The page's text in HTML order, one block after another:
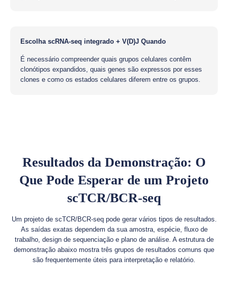
Escolha scRNA-seq integrado + V(D)J Quando
É necessário compreender quais grupos celulares contêm
clonótipos expandidos, quais genes são expressos por esses
clones e como os estados celulares diferem entre os grupos.
Resultados da Demonstração: O
Que Pode Esperar de um Projeto
scTCR/BCR-seq
Um projeto de scTCR/BCR-seq pode gerar vários tipos de resultados.
As saídas exatas dependem da sua amostra, espécie, fluxo de
trabalho, design de sequenciação e plano de análise. A estrutura de
demonstração abaixo mostra três grupos de resultados comuns que
são frequentemente úteis para interpretação e relatório.